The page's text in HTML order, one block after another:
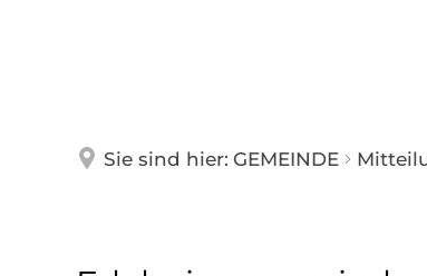
Über Nannhausen Feuerwehr
Sie sind hier: GEMEINDE